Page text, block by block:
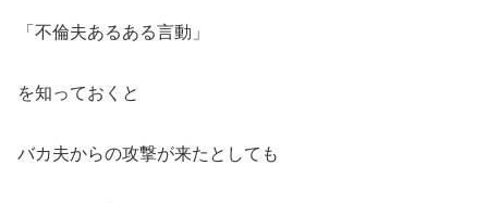
「不倫夫あるある言動」
を知っておくと
バカ夫からの攻撃が来たとしても